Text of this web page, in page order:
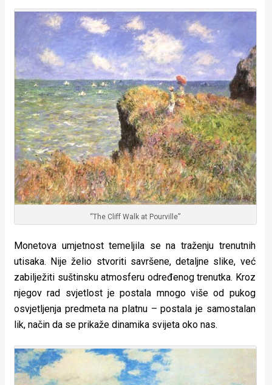
“The Cliff Walk at Pourville”
Monetova umjetnost temeljila se na traženju trenutnih
utisaka. Nije želio stvoriti savršene, detaljne slike, već
zabilježiti suštinsku atmosferu određenog trenutka. Kroz
njegov rad svjetlost je postala mnogo više od pukog
osvjetljenja predmeta na platnu – postala je samostalan
lik, način da se prikaže dinamika svijeta oko nas.